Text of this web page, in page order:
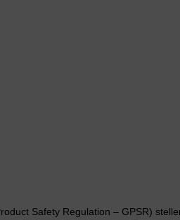
Safety Regulation – GPSR)